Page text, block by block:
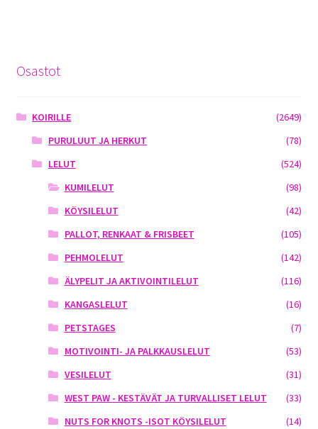
Osastot
KOIRILLE
(2649)
PURULUUT JA HERKUT
(78)
LELUT
(524)
KUMILELUT
(98)
KÖYSILELUT
(42)
PALLOT, RENKAAT & FRISBEET
(105)
PEHMOLELUT
(142)
ÄLYPELIT JA AKTIVOINTILELUT
(116)
KANGASLELUT
(16)
PETSTAGES
(7)
MOTIVOINTI- JA PALKKAUSLELUT
(53)
VESILELUT
(31)
WEST PAW - KESTÄVÄT JA TURVALLISET LELUT
(33)
NUTS FOR KNOTS -ISOT KÖYSILELUT
(14)